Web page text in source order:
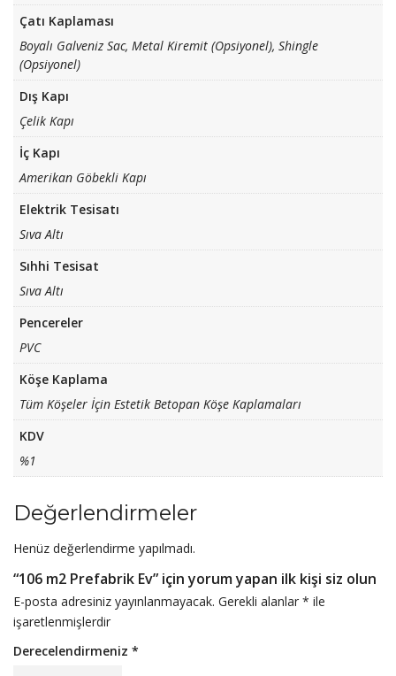
Çatı Kaplaması
Boyalı Galveniz Sac, Metal Kiremit (Opsiyonel), Shingle
(Opsiyonel)
Dış Kapı
Çelik Kapı
İç Kapı
Amerikan Göbekli Kapı
Elektrik Tesisatı
Sıva Altı
Sıhhi Tesisat
Sıva Altı
Pencereler
PVC
Köşe Kaplama
Tüm Köşeler İçin Estetik Betopan Köşe Kaplamaları
KDV
%1
Değerlendirmeler
Henüz değerlendirme yapılmadı.
“106 m2 Prefabrik Ev” için yorum yapan ilk kişi siz olun
E-posta adresiniz yayınlanmayacak. Gerekli alanlar * ile
işaretlenmişlerdir
Derecelendirmeniz *